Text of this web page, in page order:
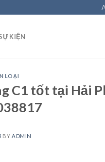
KIỆN
LOẠI
C1 tốt tại Hải
BY ADMIN